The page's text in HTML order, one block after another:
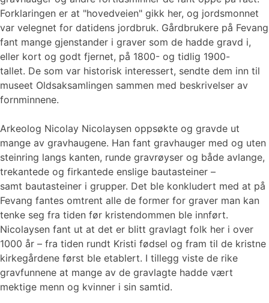
Forklaringen er at "hovedveien" gikk her, og jordsmonnet
var velegnet for datidens jordbruk. Gårdbrukere på Fevang
fant mange gjenstander i graver som de hadde gravd i,
eller kort og godt fjernet, på 1800- og tidlig 1900-
tallet. De som var historisk interessert, sendte dem inn til
museet Oldsaksamlingen sammen med beskrivelser av
fornminnene.
Arkeolog Nicolay Nicolaysen oppsøkte og gravde ut
mange av gravhaugene. Han fant gravhauger med og uten
steinring langs kanten, runde gravrøyser og både avlange,
trekantede og firkantede enslige bautasteiner –
samt bautasteiner i grupper. Det ble konkludert med at på
Fevang fantes omtrent alle de former for graver man kan
tenke seg fra tiden før kristendommen ble innført.
Nicolaysen fant ut at det er blitt gravlagt folk her i over
1000 år – fra tiden rundt Kristi fødsel og fram til de kristne
kirkegårdene først ble etablert. I tillegg viste de rike
gravfunnene at mange av de gravlagte hadde vært
mektige menn og kvinner i sin samtid.